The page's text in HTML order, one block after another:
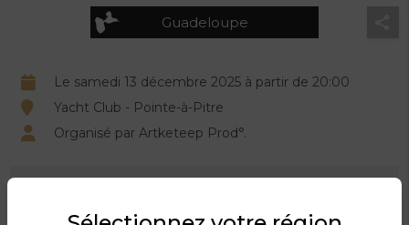
Guadeloupe
Le samedi 13 décembre 2025 à partir de 20:00
Yacht Club - Pointe-à-Pitre
Organisé par Artketeep Prod°.